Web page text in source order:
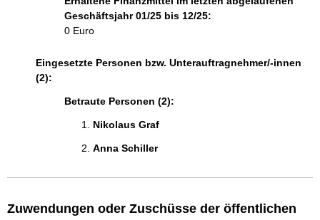
Geschäftsjahr 01/25 bis 12/25:
0 Euro
Eingesetzte Personen bzw. Unterauftragnehmer/-innen
(2):
Betraute Personen (2):
Nikolaus Graf
Anna Schiller
Zuwendungen oder Zuschüsse der öffentlichen